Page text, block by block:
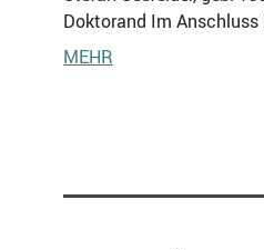
Doktorand Im
MEHR